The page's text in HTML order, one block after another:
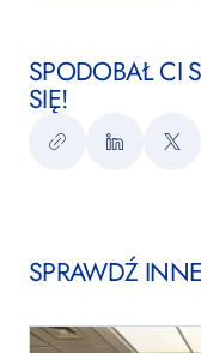
SPODOBAŁ CI
SIĘ!
KopiujLinkedIn
SPRAWDŹ